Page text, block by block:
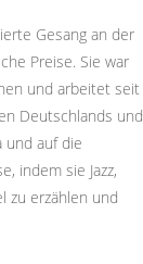
Gesang an der
Preise. Sie war
und arbeitet seit
Deutschlands und
und auf die
indem sie Jazz,
zu erzählen und